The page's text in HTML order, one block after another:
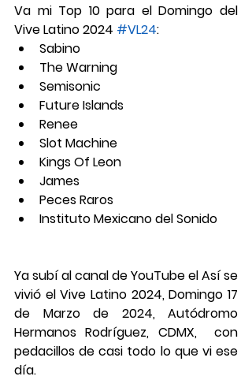
Va mi Top 10 para el Domingo del
Vive Latino 2024 #VL24:
Sabino
The Warning
Semisonic
Future Islands
Renee
Slot Machine
Kings Of Leon
James
Peces Raros
Instituto Mexicano del Sonido
Ya subí al canal de YouTube el Así se
vivió el Vive Latino 2024, Domingo 17
de Marzo de 2024, Autódromo
Hermanos Rodríguez, CDMX,  con
pedacillos de casi todo lo que vi ese
día.